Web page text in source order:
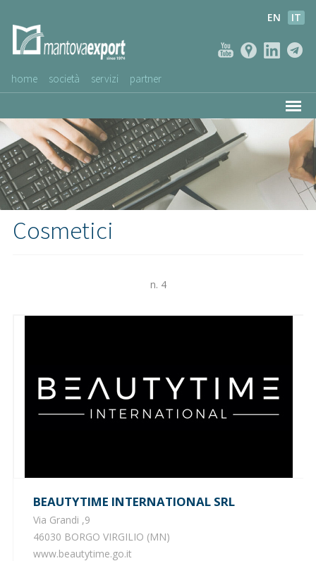
EN IT
home società servizi partner
AZIENDE CLIENTI
NEWS
VIDEO
SERVIZIO CLIENTI
Cosmetici
n. 4
BEAUTYTIME INTERNATIONAL SRL
Via Grandi ,9
46030 BORGO VIRGILIO (MN)
www.beautytime.go.it